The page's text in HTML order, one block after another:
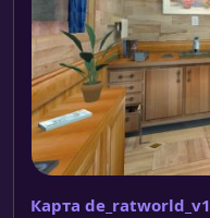
Карта de_ratworld_v1